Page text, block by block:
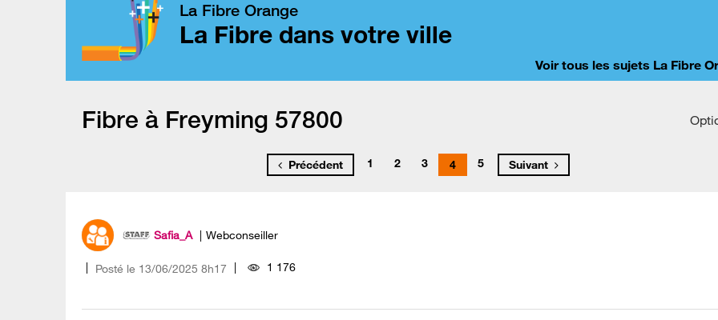
La Fibre Orange
La Fibre dans votre ville
Voir tous les sujets La Fibre
Fibre à Freyming 57800
Précédent 1 2 3 4 5 Suivant
Safia_A Webconseiller
Posté le ‎13/06/2025 8h17 1 176